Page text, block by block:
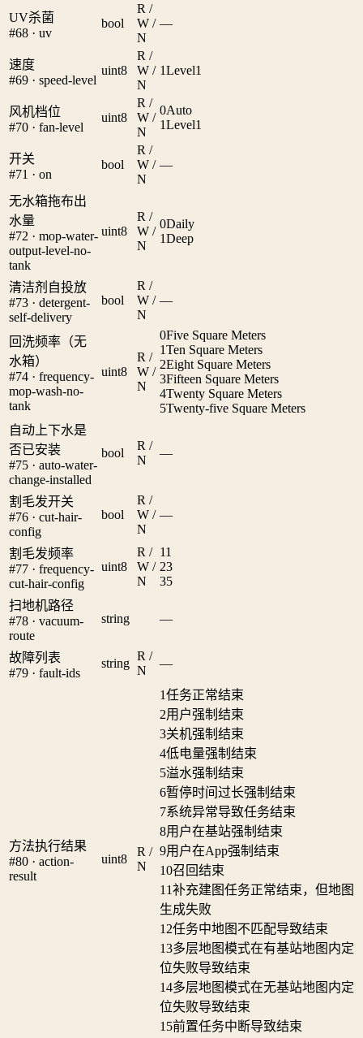
UV杀菌
#68 · uv
bool
R /
W /
N
—
速度
#69 · speed-level
uint8
R /
W /
N
1Level1
风机档位
#70 · fan-level
uint8
R /
W /
N
0Auto
1Level1
开关
#71 · on
bool
R /
W /
N
—
无水箱拖布出
水量
#72 · mop-water-
output-level-no-
tank
uint8
R /
W /
N
0Daily
1Deep
清洁剂自投放
#73 · detergent-
self-delivery
bool
R /
W /
N
—
回洗频率（无
水箱）
#74 · frequency-
mop-wash-no-
tank
uint8
R /
W /
N
0Five Square Meters
1Ten Square Meters
2Eight Square Meters
3Fifteen Square Meters
4Twenty Square Meters
5Twenty-five Square Meters
自动上下水是
否已安装
#75 · auto-water-
change-installed
bool
R /
N
—
割毛发开关
#76 · cut-hair-
config
bool
R /
W /
N
—
割毛发频率
#77 · frequency-
cut-hair-config
uint8
R /
W /
N
11
23
35
扫地机路径
#78 · vacuum-
route
string —
故障列表
#79 · fault-ids
string
R /
N
—
方法执行结果
#80 · action-
result
uint8
R /
N
1任务正常结束
2用户强制结束
3关机强制结束
4低电量强制结束
5溢水强制结束
6暂停时间过长强制结束
7系统异常导致任务结束
8用户在基站强制结束
9用户在App强制结束
10召回结束
11补充建图任务正常结束，但地图
生成失败
12任务中地图不匹配导致结束
13多层地图模式在有基站地图内定
位失败导致结束
14多层地图模式在无基站地图内定
位失败导致结束
15前置任务中断导致结束